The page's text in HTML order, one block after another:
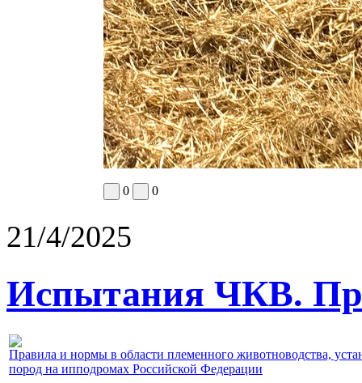
0 0
21/4/2025
Испытания ЧКВ.
Правила и нормы в области племенного животноводства,
пород на ипподромах Российской Федерации